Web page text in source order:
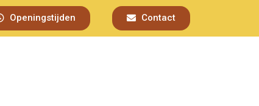
Openingstijden Contact